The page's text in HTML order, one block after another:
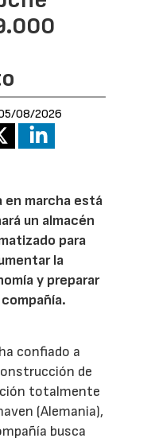
08/2026
en marcha está
un almacén
para
la
y preparar
confiado a
de
totalmente
(Alemania),
busca